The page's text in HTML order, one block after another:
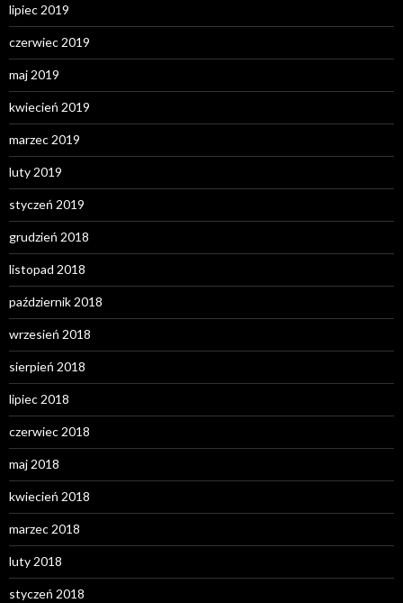
lipiec 2019
czerwiec 2019
maj 2019
kwiecień 2019
marzec 2019
luty 2019
styczeń 2019
grudzień 2018
listopad 2018
październik 2018
wrzesień 2018
sierpień 2018
lipiec 2018
czerwiec 2018
maj 2018
kwiecień 2018
marzec 2018
luty 2018
styczeń 2018